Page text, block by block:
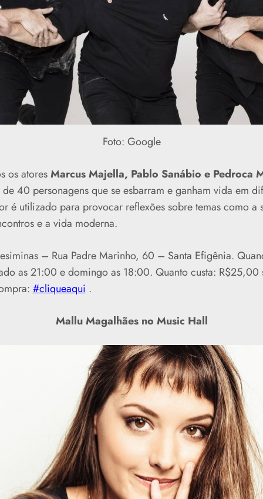
Foto: Google
os atoresMarcus Majella, Pablo Sanábio e Pedroca
40 personagens que se esbarram e ganham vida em
é utilizado para provocar reflexões sobre temas como a
e a vida moderna.
– Rua Padre Marinho, 60 – Santa Efigênia.
as 21:00 e domingo as 18:00. Quanto custa: R$25,00
#cliqueaqui .
Mallu Magalhães no Music Hall